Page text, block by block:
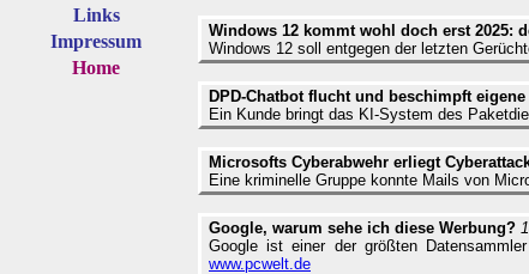
Links
Impressum
Home
Windows 12 kommt wohl doch erst 2025:
Windows 12 soll entgegen der letzten
DPD-Chatbot flucht und beschimpft
Ein Kunde bringt das KI-System des
Microsofts Cyberabwehr erliegt
Eine kriminelle Gruppe konnte Mails von
Google, warum sehe ich diese Werbung?
Google ist einer der größten
www.pcwelt.de